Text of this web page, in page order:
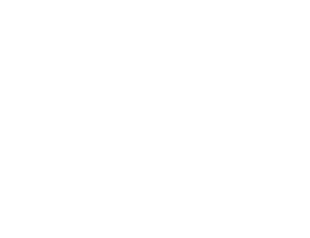
障碍
前遭到袭击，损失惨重。来到地球后，姜